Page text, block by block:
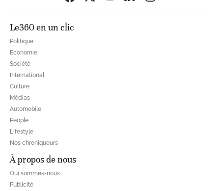
Le360 en un clic
Politique
Economie
Société
International
Culture
Médias
Automobile
People
Lifestyle
Nos chroniqueurs
À propos de nous
Qui sommes-nous
Publicité